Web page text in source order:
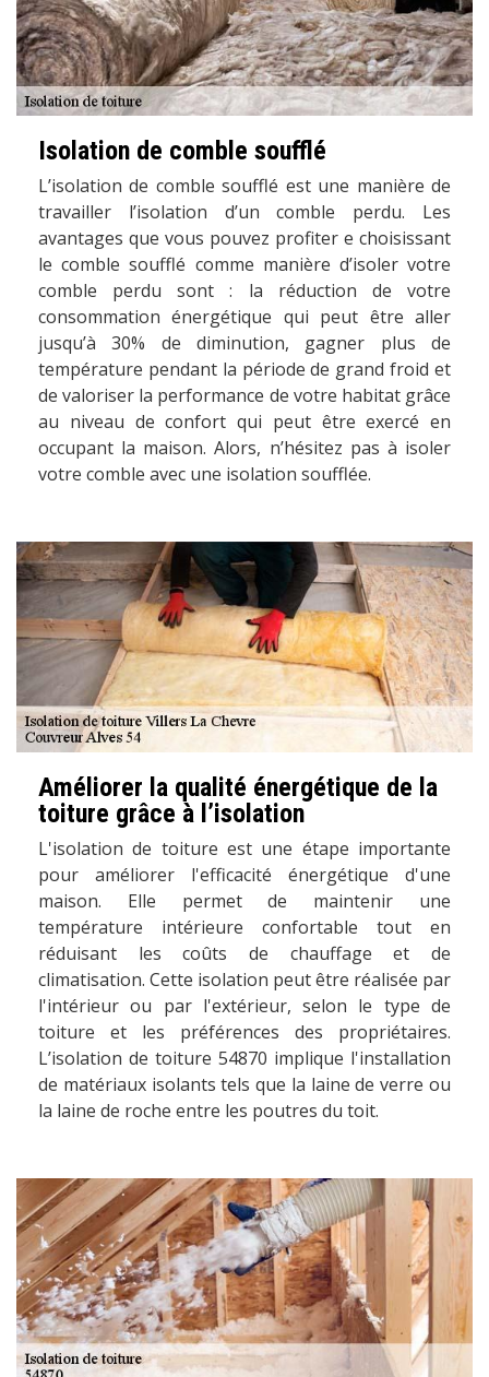
Isolation de comble soufflé
L’isolation de comble soufflé est une manière de
travailler l’isolation d’un comble perdu. Les
avantages que vous pouvez profiter e choisissant
le comble soufflé comme manière d’isoler votre
comble perdu sont : la réduction de votre
consommation énergétique qui peut être aller
jusqu’à 30% de diminution, gagner plus de
température pendant la période de grand froid et
de valoriser la performance de votre habitat grâce
au niveau de confort qui peut être exercé en
occupant la maison. Alors, n’hésitez pas à isoler
votre comble avec une isolation soufflée.
Améliorer la qualité énergétique de la
toiture grâce à l’isolation
L'isolation de toiture est une étape importante
pour améliorer l'efficacité énergétique d'une
maison. Elle permet de maintenir une
température intérieure confortable tout en
réduisant les coûts de chauffage et de
climatisation. Cette isolation peut être réalisée par
l'intérieur ou par l'extérieur, selon le type de
toiture et les préférences des propriétaires.
L’isolation de toiture 54870 implique l'installation
de matériaux isolants tels que la laine de verre ou
la laine de roche entre les poutres du toit.